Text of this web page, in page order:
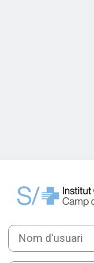
Inicia la
Nom d'usuari